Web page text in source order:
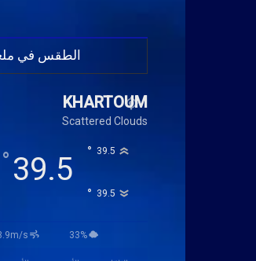
الطقس في
KHARTOUM
Scattered Clouds
39.5
° 39.5
°
39.5
°
s 33%